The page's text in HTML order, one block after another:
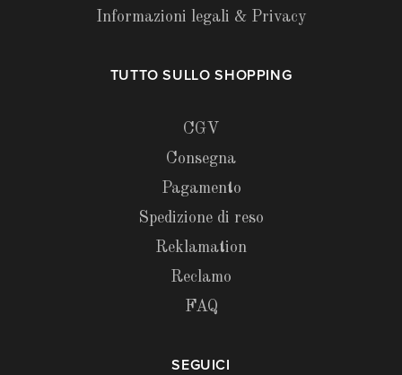
Informazioni legali & Privacy
TUTTO SULLO SHOPPING
CGV
Consegna
Pagamento
Spedizione di reso
Reklamation
Reclamo
FAQ
SEGUICI